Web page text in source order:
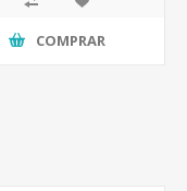
COMPRAR